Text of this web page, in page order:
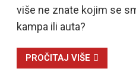
više ne znate kojim se
kampa ili auta?
PROČITAJ VIŠE